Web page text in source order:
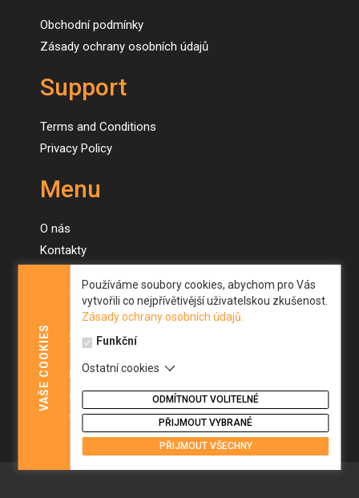
VAŠE
COOKIES
Používáme soubory cookies, abychom pro Vás
vytvořili co nejpřívětivější uživatelskou zkušenost.
Zásady ochrany osobních údajů.
Funkční
Ostatní cookies
ODMÍTNOUT VOLITELNÉ
PŘIJMOUT VYBRANÉ
PŘIJMOUT VŠECHNY
Obchodní podmínky
Zásady ochrany osobních údajů
Support
Terms and Conditions
Privacy Policy
Menu
O nás
Kontakty
Menu
About us
Contacts
Our machines